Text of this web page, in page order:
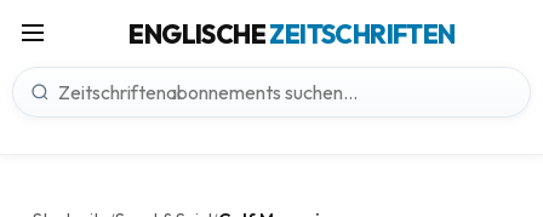
ENGLISCHEZEITSCHRIFTEN